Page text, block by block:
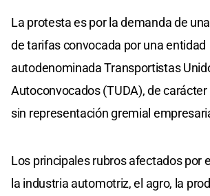
La protesta es por la demanda de
de tarifas convocada por una entidad
autodenominada Transportistas
Autoconvocados (TUDA), de
sin representación gremial
Los principales rubros afectados por
la industria automotriz, el agro, la